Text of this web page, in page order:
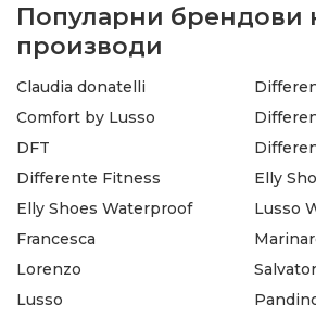
Популарни брендови
производи
Claudia donatelli
Comfort by Lusso
DFT
Differente Fitness
Elly
Elly Shoes Waterproof
Francesca
Lorenzo
Lusso
Lusso